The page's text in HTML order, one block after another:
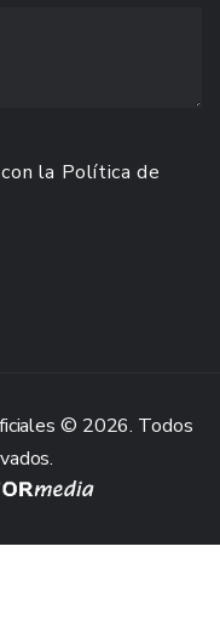
la Política de
© 2026. Todos